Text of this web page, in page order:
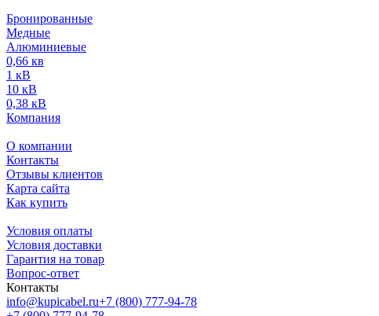
Бронированные
Медные
Алюминиевые
0,66 кв
1 кВ
10 кВ
0,38 кВ
Компания
О компании
Контакты
Отзывы клиентов
Карта сайта
Как купить
Условия оплаты
Условия доставки
Гарантия на товар
Вопрос-ответ
Контакты
info@kupicabel.ru+7 (800) 777-94-78